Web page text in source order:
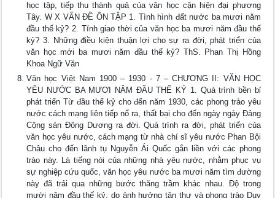
học tập, tiếp thu thành quả của văn học cận hiện đại phương
Tây. W X VẤN ĐỀ ÔN TẬP 1. Tình hình đất nước ba mươi năm
đầu thế kỷ? 2. Tính giao thời của văn học ba mươi năm đầu thế
kỷ? 3. Những điều kiện thuận lợi cho sự ra đời, phát triển của
văn học mới ba mươi năm đầu thế kỷ? ThS. Phan Thị Hồng
Khoa Ngữ Văn
Văn học Việt Nam 1900 – 1930 - 7 – CHƯƠNG II: VĂN HỌC
YÊU NƯỚC BA MƯƠI NĂM ĐẦU THẾ KỶ 1. Quá trình bền bỉ
phát triển Từ đầu thế kỷ cho đến năm 1930, các phong trào yêu
nước cách mạng liên tiếp nổ ra, thất bại cho đến ngày ngày Đảng
Cộng sản Đông Dương ra đời. Quá trình ra đời, phát triển của
văn học yêu nước, cách mạng từ nhà chí sĩ yêu nước Phan Bội
Châu cho đến lãnh tụ Nguyễn Ái Quốc gắn liền với các phong
trào này. Là tiếng nói của những nhà yêu nước, nhằm phục vụ
sự nghiệp cứu quốc, văn học yêu nước ba mươi năm tìm đường
này đã trải qua những bước thăng trầm khác nhau. Độ trong
mười năm đầu thế kỷ, do ảnh hưởng tân thư và phong trào Duy